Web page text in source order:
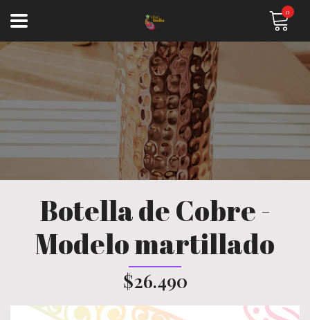
0
Botella de Cobre -
Modelo martillado
$26.490